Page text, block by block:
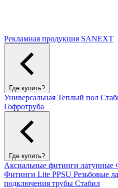
Рекламная продукция SANEXT
Где купить?
Универсальная Теплый пол
Гофротруба
Где купить?
Аксиальные фитинги латунные
Фитинги Lite PPSU Резьбовые
подключения трубы Стабил